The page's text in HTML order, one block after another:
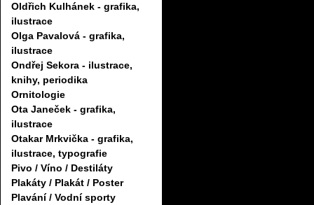
Oldřich Kulhánek - grafika,
ilustrace
Olga Pavalová - grafika,
ilustrace
Ondřej Sekora - ilustrace,
knihy, periodika
Ornitologie
Ota Janeček - grafika,
ilustrace
Otakar Mrkvička - grafika,
ilustrace, typografie
Pivo / Víno / Destiláty
Plakáty / Plakát / Poster
Plavání / Vodní sporty